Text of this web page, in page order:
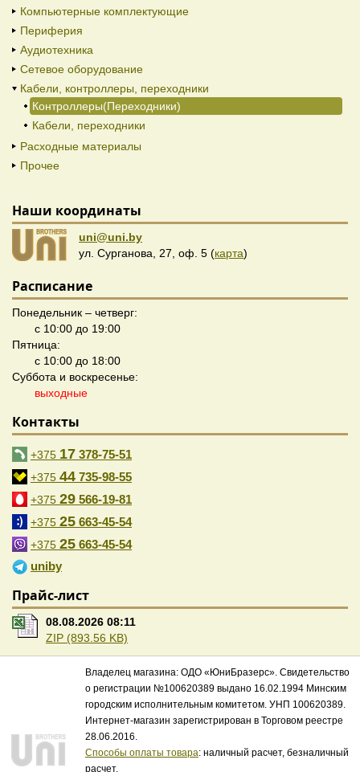
Компьютерные комплектующие
Периферия
Аудиотехника
Сетевое оборудование
Кабели, контроллеры, переходники
Контроллеры(Переходники)
Кабели, переходники
Расходные материалы
Прочее
Наши координаты
uni@uni.by
ул. Сурганова, 27, оф. 5 (карта)
Расписание
Понедельник – четверг:
с 10:00 до 19:00
Пятница:
с 10:00 до 18:00
Суббота и воскресенье:
выходные
Контакты
+375 17 378-75-51
+375 44 735-98-55
+375 29 566-19-81
+375 25 663-45-54
+375 25 663-45-54
uniby
Прайс-лист
08.08.2026 08:11
ZIP (893.56 KB)
Владелец магазина: ОДО «ЮниБразерс». Свидетельство
о регистрации №100620389 выдано 16.02.1994 Минским
городским исполнительным комитетом. УНП 100620389.
Интернет-магазин зарегистрирован в Торговом реестре
28.06.2016.
Способы оплаты товара: наличный расчет, безналичный
расчет.